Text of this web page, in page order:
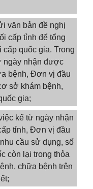
văn bản đề nghị
cấp tỉnh để tổng
quốc gia. Trong
ngày nhận được
bệnh, Đơn vị đầu
sở khám bệnh,
gia;
kể từ ngày nhận
tỉnh, Đơn vị đầu
cầu sử dụng, số
còn lại trong thỏa
chữa bệnh trên